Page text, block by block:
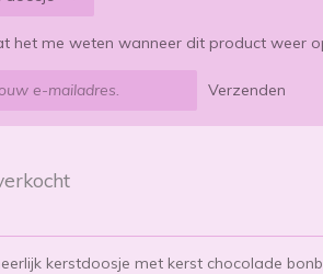
het me weten wanneer dit product weer
Verzenden
kerstdoosje met kerst chocolade